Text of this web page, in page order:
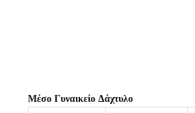
Μέσο Γυναικείο Δάχτυλο